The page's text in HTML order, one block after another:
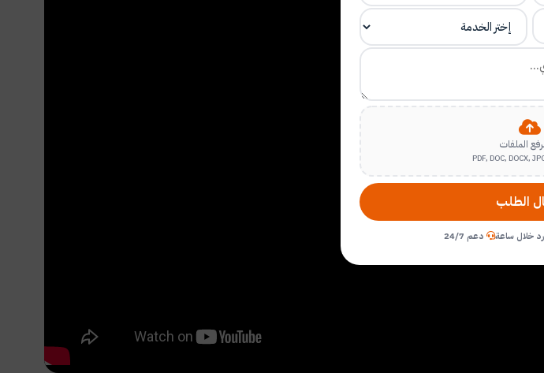
الملفات
PDF, DOC, DOCX,
الطلب
رد خلال ساعة دعم 24/7